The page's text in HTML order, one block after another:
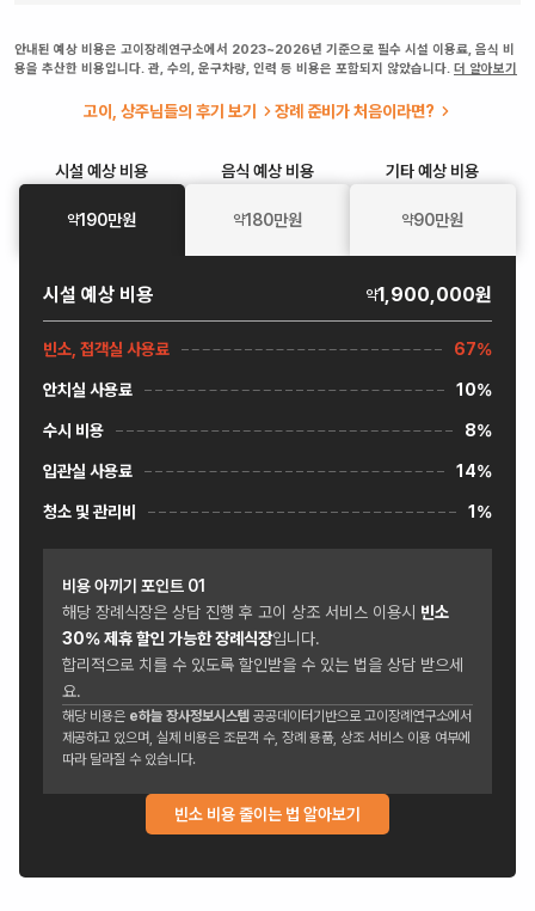
안내된 예상 비용은 고이장례연구소에서 2023~2026년 기준으로 필수 시설 이용료, 음식 비
용을 추산한 비용입니다. 관, 수의, 운구차량, 인력 등 비용은 포함되지 않았습니다. 더 알아보기
고이, 상주님들의 후기 보기 장례 준비가 처음이라면?
시설 예상 비용
약190만원
음식 예상 비용
약180만원
기타예상 비용
약90만원
시설 예상 비용 약1,900,000원
빈소, 접객실 사용료 67%
안치실 사용료 10%
수시 비용 8%
입관실 사용료 14%
청소 및 관리비 1%
비용 아끼기 포인트 01
해당 장례식장은 상담 진행 후 고이 상조 서비스 이용시 빈소
30% 제휴 할인 가능한 장례식장입니다.
합리적으로 치를 수 있도록 할인받을 수 있는 법을 상담 받으세
요.
해당 비용은 e하늘 장사정보시스템 공공데이터기반으로 고이장례연구소에서
제공하고 있으며, 실제 비용은 조문객 수, 장례 용품, 상조 서비스 이용 여부에
따라 달라질 수 있습니다.
빈소 비용 줄이는 법 알아보기